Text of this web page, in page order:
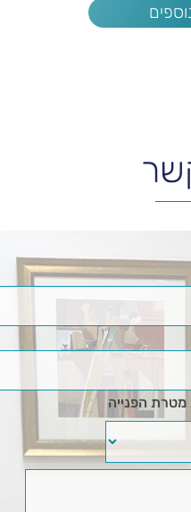
הפנייה